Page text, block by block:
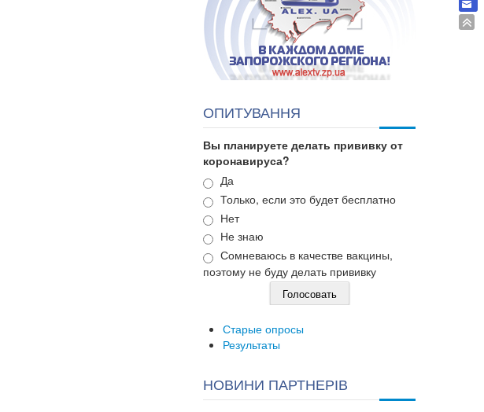
ОПИТУВАННЯ
Вы планируете делать прививку от
коронавируса?
Варианты
Да
Только, если это будет бесплатно
Нет
Не знаю
Сомневаюсь в качестве вакцины,
поэтому не буду делать прививку
Старые опросы
Результаты
НОВИНИ ПАРТНЕРІВ